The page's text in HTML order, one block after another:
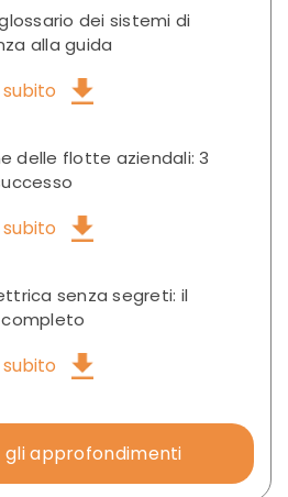
glossario dei sistemi di
alla guida
delle flotte aziendali: 3
senza segreti: il
approfondimenti